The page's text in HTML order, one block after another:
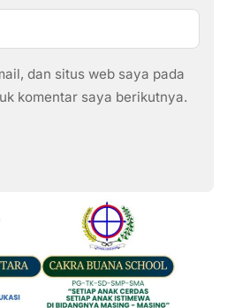
dan situs web saya pada
komentar saya berikutnya.